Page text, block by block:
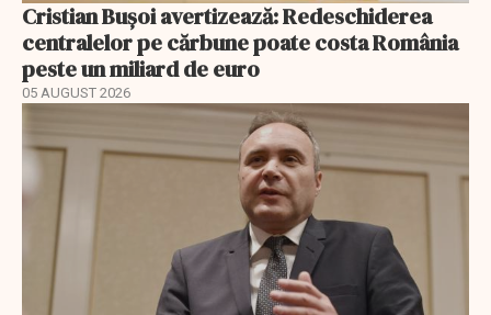
Cristian Bușoi avertizează: Redeschiderea
centralelor pe cărbune poate costa România
peste un miliard de euro
05 AUGUST 2026